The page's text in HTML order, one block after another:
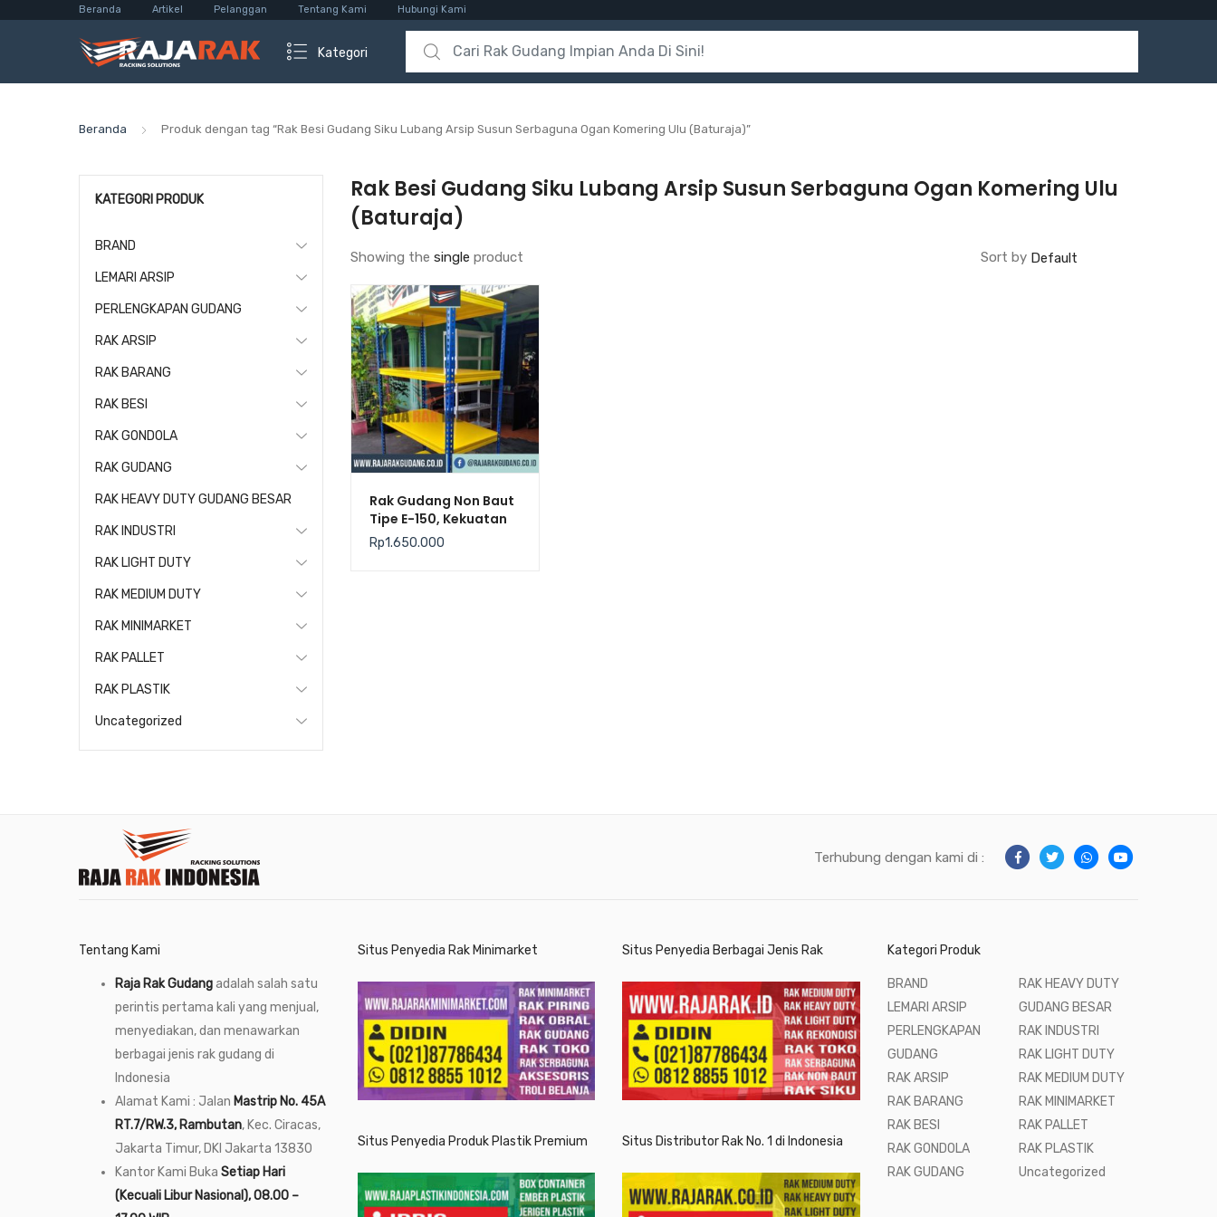
Beranda Artikel Pelanggan Tentang Kami Hubungi Kami
Kategori
Search for:
Beranda Produk dengan tag “Rak Besi Gudang Siku Lubang Arsip Susun Serbaguna Ogan Komering Ulu (Baturaja)”
Rak Besi Gudang Siku Lubang Arsip Susun Serbaguna Ogan Komering Ulu
(Baturaja)
Showing the single product Sort by
Rak Gudang Non Baut
Tipe E-150, Kekuatan
200Kg / Level
Rp1.650.000
KATEGORI PRODUK
BRAND
LEMARI ARSIP
PERLENGKAPAN GUDANG
RAK ARSIP
RAK BARANG
RAK BESI
RAK GONDOLA
RAK GUDANG
RAK HEAVY DUTY GUDANG BESAR
RAK INDUSTRI
RAK LIGHT DUTY
RAK MEDIUM DUTY
RAK MINIMARKET
RAK PALLET
RAK PLASTIK
Uncategorized
Terhubung dengan kami di :
Tentang Kami
Raja Rak Gudangadalah salah satu
perintis pertama kali yang menjual,
menyediakan, dan menawarkan
berbagai jenis rak gudang di
Indonesia
Alamat Kami : Jalan Mastrip No. 45A
RT.7/RW.3, Rambutan, Kec. Ciracas,
Jakarta Timur, DKI Jakarta 13830
Kantor Kami Buka Setiap Hari
(Kecuali Libur Nasional), 08.00 –
Situs Penyedia Rak Minimarket
Situs Penyedia Produk Plastik Premium
Situs Penyedia Berbagai Jenis Rak
Situs Distributor Rak No. 1 di Indonesia
Kategori Produk
BRAND
LEMARI ARSIP
PERLENGKAPAN
GUDANG
RAK ARSIP
RAK BARANG
RAK BESI
RAK GONDOLA
RAK GUDANG
RAK HEAVY DUTY
GUDANG BESAR
RAK INDUSTRI
RAK LIGHT DUTY
RAK MEDIUM DUTY
RAK MINIMARKET
RAK PALLET
RAK PLASTIK
Uncategorized